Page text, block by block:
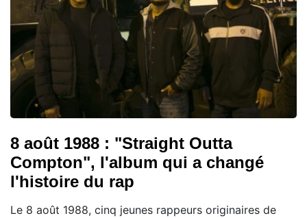
8 août 1988 : "Straight Outta
Compton", l'album qui a changé
l'histoire du rap
Le 8 août 1988, cinq jeunes rappeurs originaires de